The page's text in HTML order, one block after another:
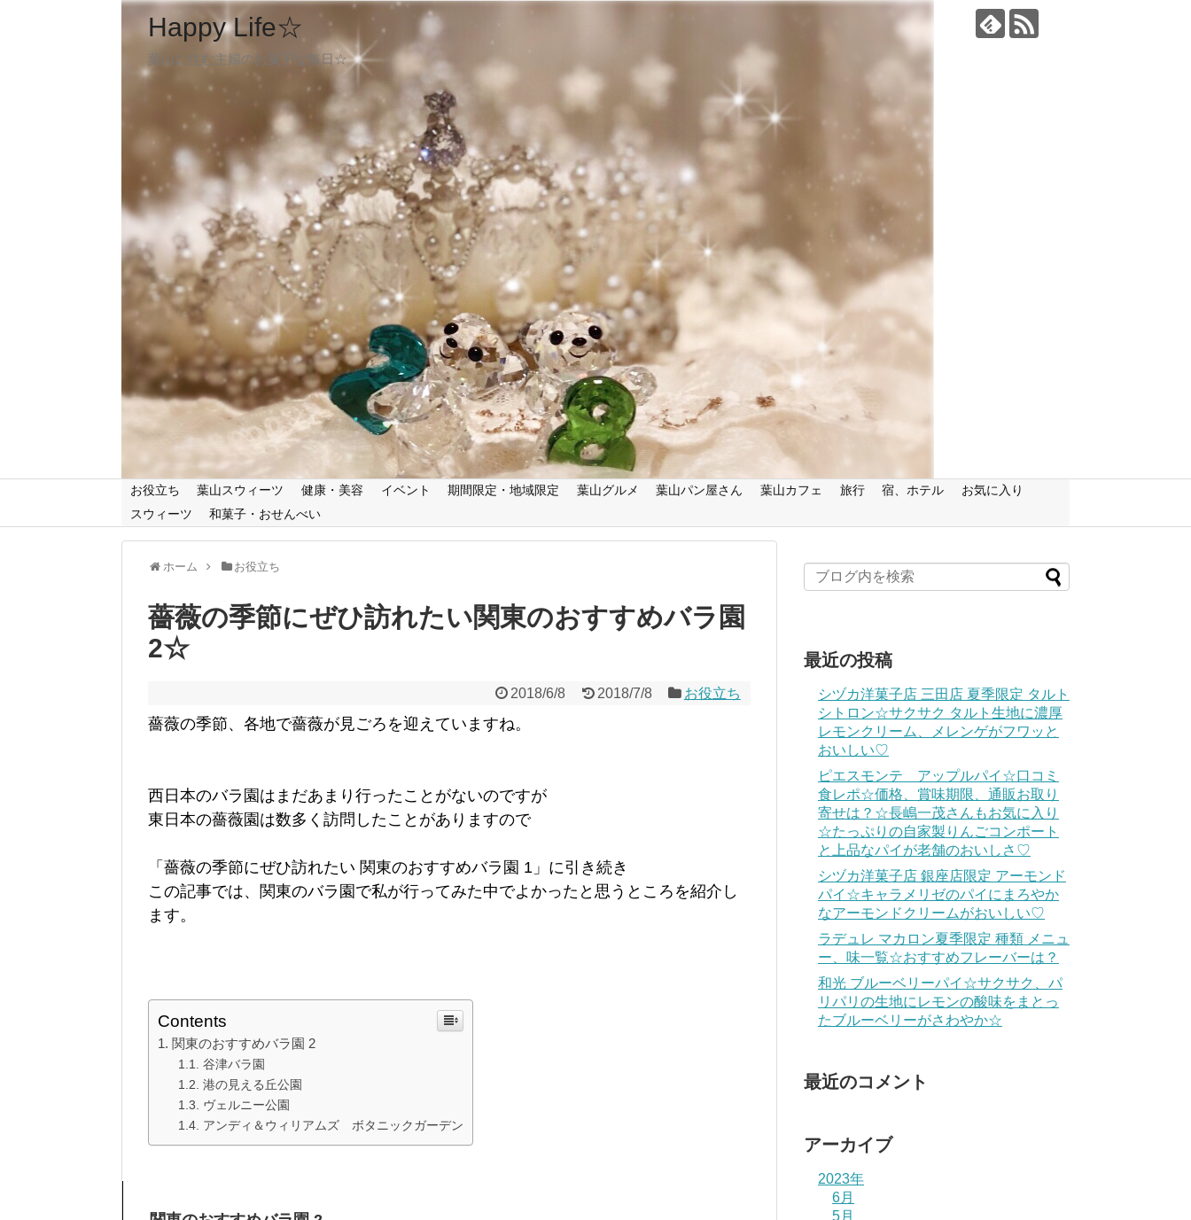
Happy Life☆
葉山に住む主婦のお菓子な毎日☆
お役立ち 葉山スウィーツ 健康・美容 イベント 期間限定・地域限定 葉山グルメ 葉山パン屋さん 葉山カフェ 旅行 宿、ホテル
お気に入り
スウィーツ
和菓子・おせんべい
ホーム お役立ち
薔薇の季節にぜひ訪れたい関東のおすすめバラ園
2☆
2018/6/8 2018/7/8 お役立ち
薔薇の季節、各地で薔薇が見ごろを迎えていますね。
西日本のバラ園はまだあまり行ったことがないのですが
東日本の薔薇園は数多く訪問したことがありますので
「薔薇の季節にぜひ訪れたい 関東のおすすめバラ園 1」に引き続き
この記事では、関東のバラ園で私が行ってみた中でよかったと思うところを紹介し
ます。
Contents
関東のおすすめバラ園 2
谷津バラ園
港の見える丘公園
ヴェルニー公園
アンディ＆ウィリアムズ ボタニックガーデン
最近の投稿
シヅカ洋菓子店 三田店 夏季限定 タルト
シトロン☆サクサク タルト生地に濃厚
レモンクリーム、メレンゲがフワッと
おいしい♡
ピエスモンテ アップルパイ☆口コミ
食レポ☆価格、賞味期限、通販お取り
寄せは？☆長嶋一茂さんもお気に入り
☆たっぷりの自家製りんごコンポート
と上品なパイが老舗のおいしさ♡
シヅカ洋菓子店 銀座店限定 アーモンド
パイ☆キャラメリゼのパイにまろやか
なアーモンドクリームがおいしい♡
ラデュレ マカロン夏季限定 種類 メニュ
ー、味一覧☆おすすめフレーバーは？
和光 ブルーベリーパイ☆サクサク、パ
リパリの生地にレモンの酸味をまとっ
たブルーベリーがさわやか☆
最近のコメント
アーカイブ
2023年
6月
5月